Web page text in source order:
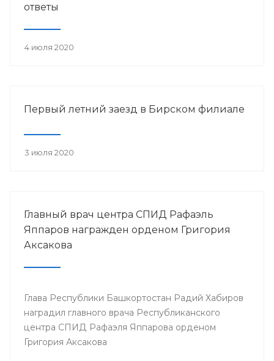
ответы
4 июля 2020
Первый летний заезд в Бирском филиале
3 июля 2020
Главный врач центра СПИД Рафаэль
Яппаров награжден орденом Григория
Аксакова
Глава Республики Башкортостан Радий Хабиров
наградил главного врача Республиканского
центра СПИД Рафаэля Яппарова орденом
Григория Аксакова